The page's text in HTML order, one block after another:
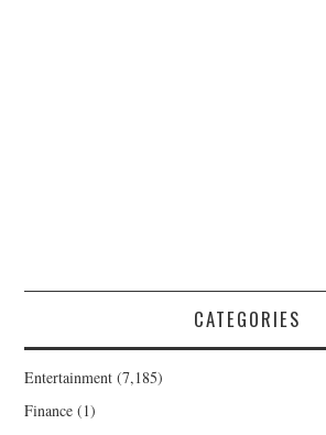
CATEGORIES
Entertainment (7,185)
Finance (1)